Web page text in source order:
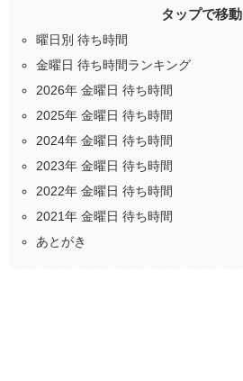
タップで移動
曜日別 待ち時間
金曜日 待ち時間ランキング
2026年 金曜日 待ち時間
2025年 金曜日 待ち時間
2024年 金曜日 待ち時間
2023年 金曜日 待ち時間
2022年 金曜日 待ち時間
2021年 金曜日 待ち時間
あとがき